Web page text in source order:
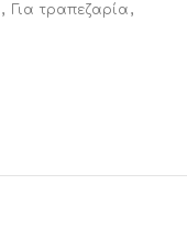
, Για τραπεζαρία ,